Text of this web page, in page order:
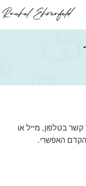
בטלפון, מייל או
האפשרי.